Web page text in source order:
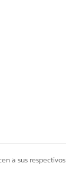
a sus respectivos